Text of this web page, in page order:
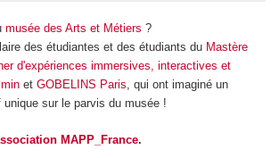
musée des Arts et Métiers ?
des étudiantes et des étudiants du Mastère
d'expériences immersives, interactives et
et GOBELINS Paris, qui ont imaginé un
sur le parvis du musée !
MAPP_France.